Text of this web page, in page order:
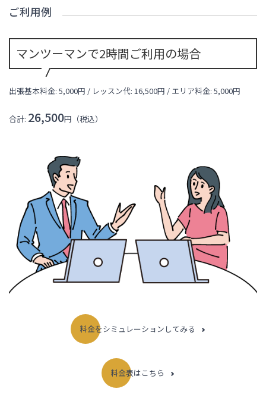
ご利用例
マンツーマンで2時間ご利用の場合
出張基本料金: 5,000円 / レッスン代: 16,500円 / エリア料金:5,000円
合計: 26,500円（税込）
料金をシミュレーションしてみる
料金表はこちら